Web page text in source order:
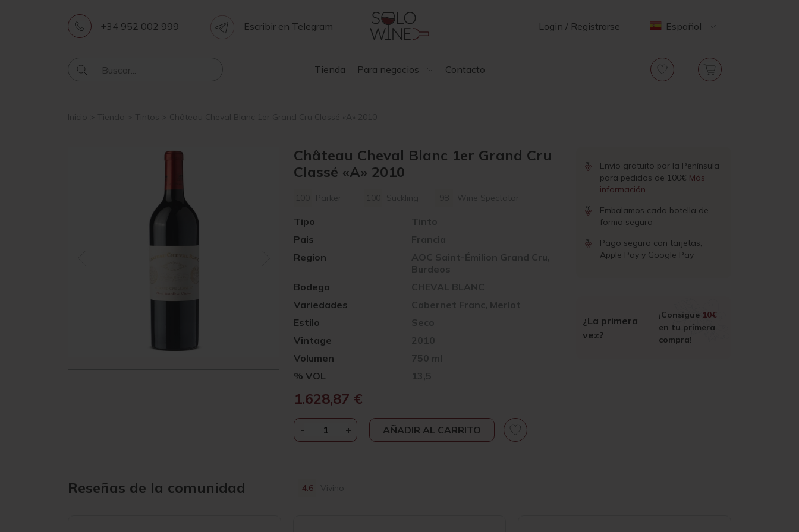
+34 952 002 999 Escribir en Telegram Login / Registrarse Español
Tienda Para negocios Contacto
Inicio Tienda Tintos Château Cheval Blanc 1er Grand Cru Classé «A» 2010
Château Cheval Blanc 1er Grand Cru
Classé «A» 2010
Parker Suckling Wine Spectator
Pais Francia
Vintage 2010
Region
AOC Saint-Émilion Grand Cru,
Burdeos
Volumen 750 ml
Bodega CHEVAL BLANC
% VOL 13,5
Variedades Cabernet Franc, Merlot
Tipo Tinto
Estilo Seco
1.628,87 €
-CHÂTEAU
CHEVAL
GRAND
+ AÑADIR AL CARRITO
Envío gratuito por la Península
para pedidos de 100€ Más
información
Embalamos cada botella de
forma segura
Pago seguro con tarjetas,
Apple Pay y Google Pay
¿La primera
vez?
¡Consigue 10€
en tu primera
compra!
Reseñas de la comunidad 4.6 Vivino